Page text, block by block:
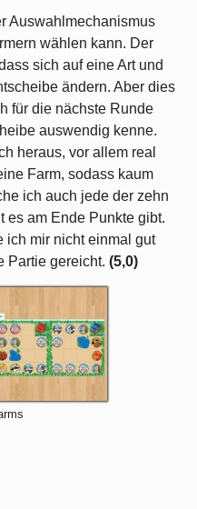
Auswahlmechanismus
wählen kann. Der
sich auf eine Art und
ändern. Aber dies
für die nächste Runde
auswendig kenne.
heraus, vor allem real
Farm, sodass kaum
ich auch jede der zehn
es am Ende Punkte gibt.
ich mir nicht einmal gut
Partie gereicht. (5,0)